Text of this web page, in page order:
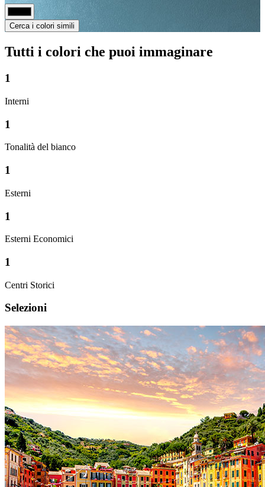
Cerca i colori simili
Tutti i colori che puoi immaginare
1
Interni
1
Tonalità del bianco
1
Esterni
1
Esterni Economici
1
Centri Storici
Selezioni